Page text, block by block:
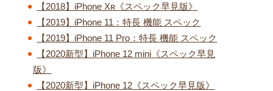
【2018】iPhone Xʀ《スペック早見版》
【2019】iPhone 11：特長 機能 スペック
【2019】iPhone 11 Pro：特長 機能 スペック
【2020新型】iPhone 12 mini《スペック早見
版》
【2020新型】iPhone 12《スペック早見版》